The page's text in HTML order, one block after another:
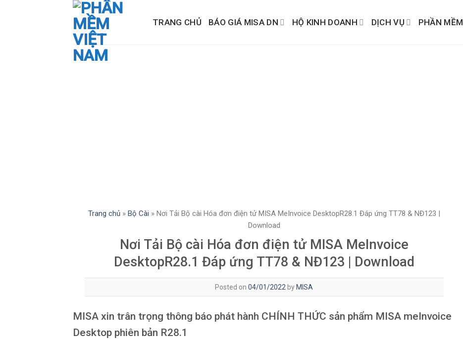
TRANG CHỦ BÁO GIÁ MISA DN HỘ KINH DOANH DỊCH VỤ PHẦN MỀM
Trang chủ» Bộ Cài » Nơi Tải Bộ cài Hóa đơn điện tử MISA MeInvoice DesktopR28.1 Đáp ứng TT78 & NĐ123 |
Download
Nơi Tải Bộ cài Hóa đơn điện tử MISA MeInvoice
DesktopR28.1 Đáp ứng TT78 & NĐ123 | Download
Posted on04/01/2022 byMISA
MISA xin trân trọng thông báo phát hành CHÍNH THỨC sản phẩm MISA meInvoice
Desktop phiên bản R28.1